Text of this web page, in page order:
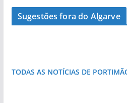
Sugestões fora do Algarve
As portas do rio Tejo (com
Foto do dia: esta pequena
TODAS AS NOTÍCIAS DE